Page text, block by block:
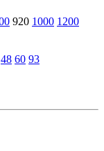
920 1000 1200
48 60 93